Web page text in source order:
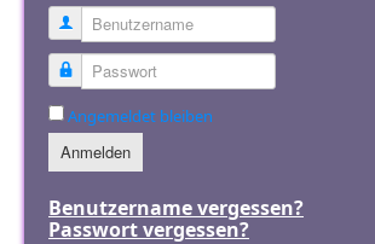
Benutzername
Passwort
Angemeldet bleiben
Anmelden
Benutzername vergessen?
Passwort vergessen?